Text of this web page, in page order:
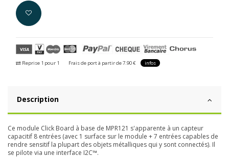
Reprise 1 pour 1 Frais de port à partir de 7.90 € infos
Description
Ce module Click Board à base de MPR121 s'apparente à un capteur
capacitif 8 entrées (avec 1 surface sur le module + 7 entrées capables de
rendre sensitif la plupart des objets métalliques qui y sont connectés). Il
se pilote via une interface I2C™.